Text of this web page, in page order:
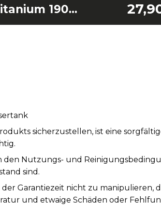
Fäkalientank Weiß Strongtitanium 19000 XXL
sicherzustellen, ist eine
den Nutzungs- und
sind.
Garantiezeit nicht zu manipulieren,
und etwaige Schäden oder